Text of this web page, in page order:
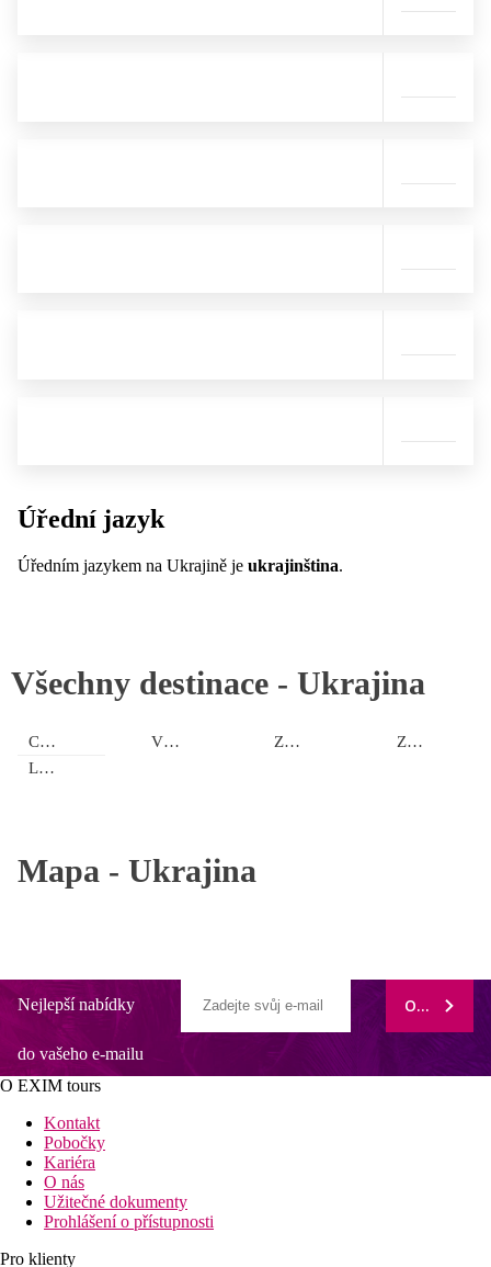
Úřední jazyk
Úředním jazykem na Ukrajině je ukrajinština.
Všechny destinace - Ukrajina
Centrální Ukrajina
Lvovská oblast
Východní Ukrajina Zakarpatská oblast Západní Ukrajina
Mapa - Ukrajina
Nejlepší nabídky
do vašeho e-mailu
ODEBÍRAT
O EXIM tours
Kontakt
Pobočky
Kariéra
O nás
Užitečné dokumenty
Prohlášení o přístupnosti
Pro klienty